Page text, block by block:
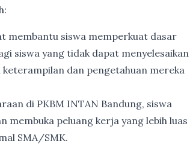
membantu siswa memperkuat dasar
siswa yang tidak dapat menyelesaikan
dan pengetahuan mereka
di PKBM INTAN Bandung, siswa
membuka peluang kerja yang lebih luas
SMA/SMK.